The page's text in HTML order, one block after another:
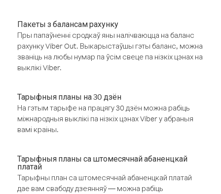
Пакеты з балансам рахунку
Пры папаўненні сродкаў яны налічваюцца на баланс
рахунку Viber Out. Выкарыстаўшы гэты баланс, можна
званіць на любы нумар па ўсім свеце па нізкіх цэнах на
выклікі Viber.
Тарыфныя планы на 30 дзён
На гэтым тарыфе на працягу 30 дзён можна рабіць
міжнародныя выклікі па нізкіх цэнах Viber у абраныя
вамі краіны.
Тарыфныя планы са штомесячнай абаненцкай
платай
Тарыфны план са штомесячнай абаненцкай платай
дае вам свабоду дзеянняў — можна рабіць